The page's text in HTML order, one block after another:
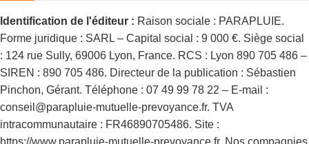
Identification de l'éditeur : Raison sociale : PARAPLUIE.
Forme juridique : SARL – Capital social : 9 000 €. Siège social
: 124 rue Sully, 69006 Lyon, France. RCS : Lyon 890 705 486 –
SIREN : 890 705 486. Directeur de la publication : Sébastien
Pinchon, Gérant. Téléphone : 07 49 99 78 22 – E-mail :
conseil@parapluie-mutuelle-prevoyance.fr. TVA
intracommunautaire : FR46890705486. Site :